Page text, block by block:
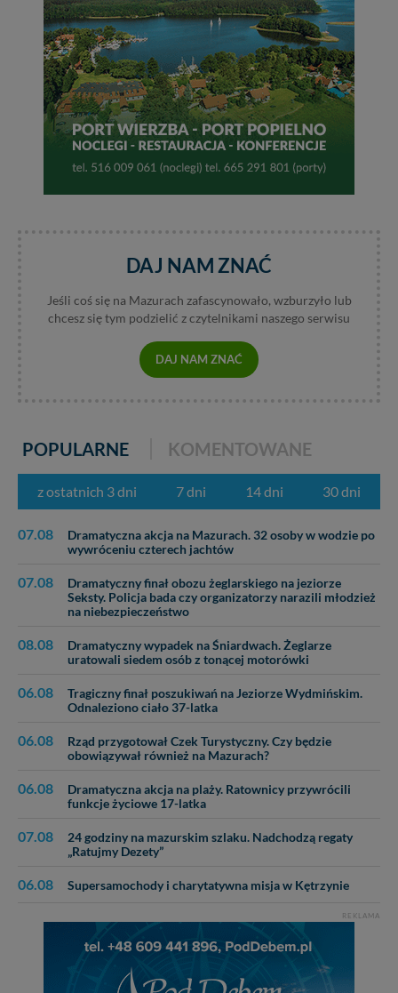
DAJ NAM ZNAĆ
Jeśli coś się na Mazurach zafascynowało, wzburzyło lub
chcesz się tym podzielić z czytelnikami naszego serwisu
DAJ NAM ZNAĆ
POPULARNE KOMENTOWANE
z ostatnich 3 dni 7 dni 14 dni 30 dni
07.08
Dramatyczna akcja na Mazurach. 32 osoby w wodzie po
wywróceniu czterech jachtów
07.08
Dramatyczny finał obozu żeglarskiego na jeziorze
Seksty. Policja bada czy organizatorzy narazili młodzież
na niebezpieczeństwo
08.08
Dramatyczny wypadek na Śniardwach. Żeglarze
uratowali siedem osób z tonącej motorówki
06.08
Tragiczny finał poszukiwań na Jeziorze Wydmińskim.
Odnaleziono ciało 37-latka
06.08
Rząd przygotował Czek Turystyczny. Czy będzie
obowiązywał również na Mazurach?
06.08
Dramatyczna akcja na plaży. Ratownicy przywrócili
funkcje życiowe 17-latka
07.08
24 godziny na mazurskim szlaku. Nadchodzą regaty
„Ratujmy Dezety”
06.08 Supersamochody i charytatywna misja w Kętrzynie
REKLAMA